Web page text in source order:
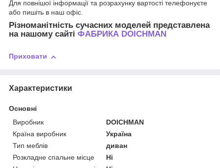
Для повнішої інформації та розрахунку вартості телефонуєте
або пишіть в наш офіс.
Різноманітність сучасних моделей представлена
на нашому сайті ФАБРИКА DOICHMAN
Приховати
Характеристики
Основні
Виробник
DOICHMAN
Країна виробник
Україна
Тип меблів
диван
Розкладне спальне місце
Ні